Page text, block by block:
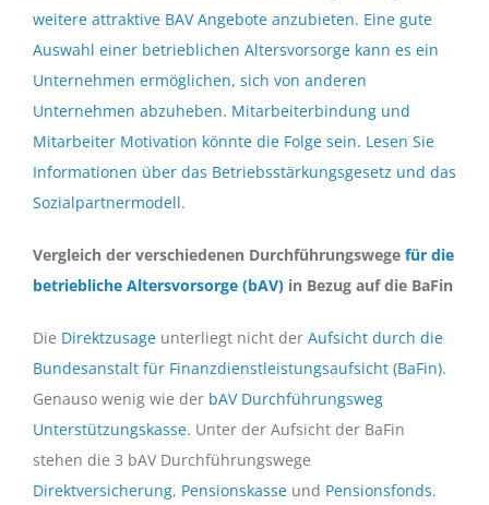
weitere attraktive BAV Angebote anzubieten. Eine gute
Auswahl einer betrieblichen Altersvorsorge kann es ein
Unternehmen ermöglichen, sich von anderen
Unternehmen abzuheben. Mitarbeiterbindung und
Mitarbeiter Motivation könnte die Folge sein. Lesen Sie
Informationen über das Betriebsstärkungsgesetz und das
Sozialpartnermodell.
Vergleich der verschiedenen Durchführungswege für die
betriebliche Altersvorsorge (bAV) in Bezug auf die BaFin
Die Direktzusage unterliegt nicht der Aufsicht durch die
Bundesanstalt für Finanzdienstleistungsaufsicht (BaFin).
Genauso wenig wie der bAV Durchführungsweg
Unterstützungskasse. Unter der Aufsicht der BaFin
stehen die 3 bAV Durchführungswege
Direktversicherung, Pensionskasse und Pensionsfonds.